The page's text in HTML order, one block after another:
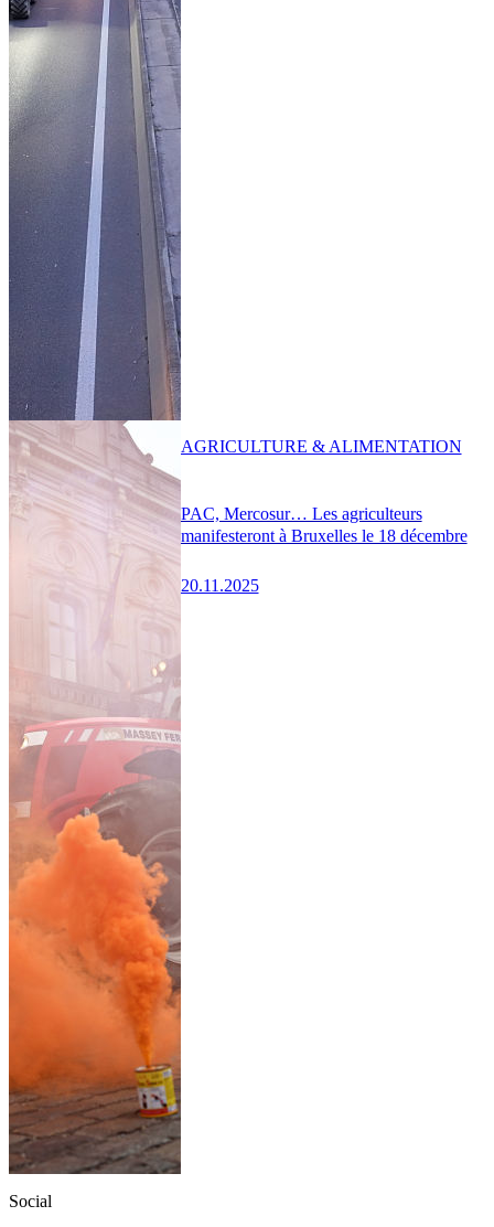
PAC, Mercosur… Les agriculteurs
manifesteront à Bruxelles le 18 décembre
20.11.2025
AGRICULTURE & ALIMENTATION
Social